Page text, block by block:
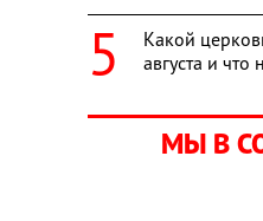
Какой
августа и что
МЫ В